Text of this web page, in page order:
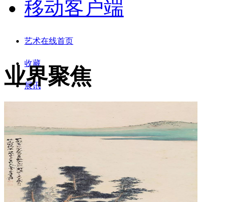
移动客户端
艺术在线首页
收藏
展讯
投资
视觉
寻宝
业界聚焦